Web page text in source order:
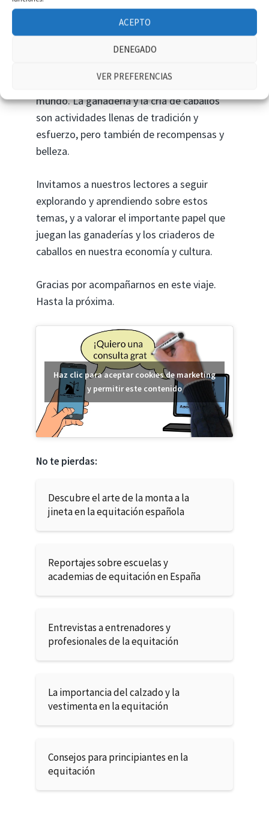
ACEPTO
DENEGADO
VER PREFERENCIAS
fascinante y muchas veces desconocida.
Esperamos que esta selección haya sido de
un mayor interés por este apasionante
mundo. La ganadería y la cría de caballos
son actividades llenas de tradición y
esfuerzo, pero también de recompensas y
belleza.
Invitamos a nuestros lectores a seguir
explorando y aprendiendo sobre estos
temas, y a valorar el importante papel que
juegan las ganaderías y los criaderos de
caballos en nuestra economía y cultura.
Gracias por acompañarnos en este viaje.
Hasta la próxima.
Haz clic para aceptar cookies de marketing
y permitir este contenido
No te pierdas:
Descubre el arte de la monta a la
jineta en la equitación española
Reportajes sobre escuelas y
academias de equitación en España
Entrevistas a entrenadores y
profesionales de la equitación
La importancia del calzado y la
vestimenta en la equitación
Consejos para principiantes en la
equitación